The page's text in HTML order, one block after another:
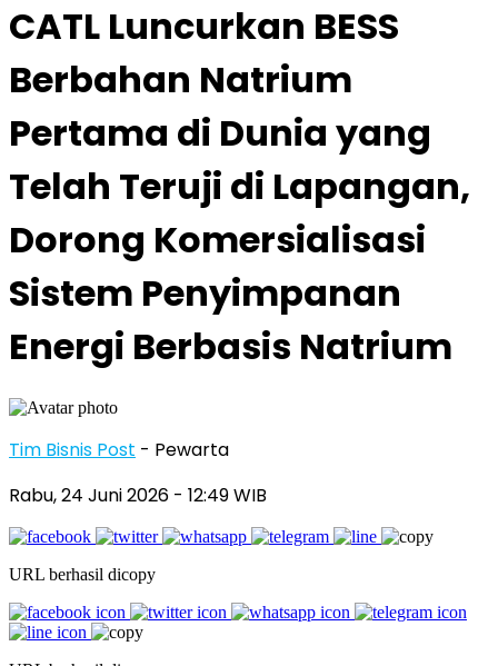
CATL Luncurkan BESS
Berbahan Natrium
Pertama di Dunia yang
Telah Teruji di Lapangan,
Dorong Komersialisasi
Sistem Penyimpanan
Energi Berbasis Natrium
Tim Bisnis Post - Pewarta
Rabu, 24 Juni 2026 - 12:49 WIB
URL berhasil dicopy